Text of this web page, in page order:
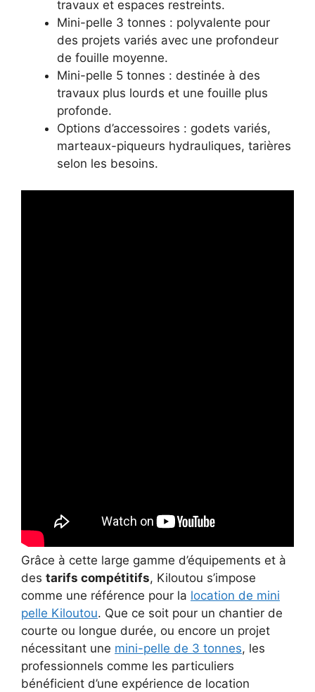
travaux et espaces restreints.
Mini-pelle 3 tonnes : polyvalente pour
des projets variés avec une profondeur
de fouille moyenne.
Mini-pelle 5 tonnes : destinée à des
travaux plus lourds et une fouille plus
profonde.
Options d’accessoires : godets variés,
marteaux-piqueurs hydrauliques, tarières
selon les besoins.
Grâce à cette large gamme d’équipements et à
des tarifs compétitifs, Kiloutou s’impose
comme une référence pour la location de mini
pelle Kiloutou. Que ce soit pour un chantier de
courte ou longue durée, ou encore un projet
nécessitant une mini-pelle de 3 tonnes, les
professionnels comme les particuliers
bénéficient d’une expérience de location